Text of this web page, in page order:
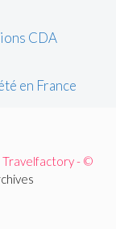
CDA
en France
Travelfactory - ©